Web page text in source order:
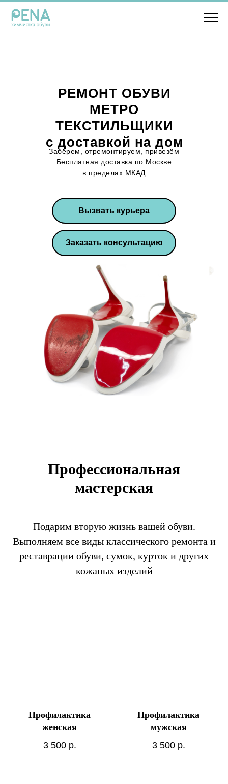
РЕМОНТ ОБУВИ
МЕТРО
ТЕКСТИЛЬЩИКИ
с доставкой на дом
Забёрем, отремонтируем, привезём
Бесплатная доставка по Москве
в пределах МКАД
Вызвать курьера
Заказать консультацию
Профессиональная
мастерская
Подарим вторую жизнь вашей обуви.
Выполняем все виды классического ремонта и
реставрации обуви, сумок, курток и других
кожаных изделий
Профилактика
женская
3 500 р.
Профилактика
мужская
3 500 р.